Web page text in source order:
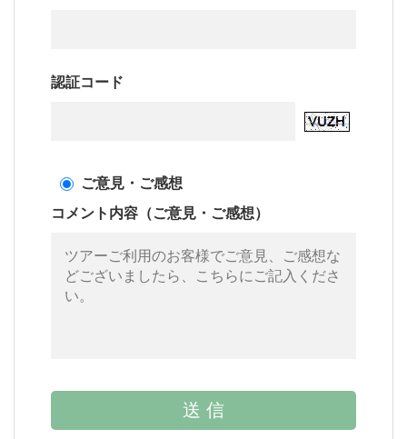
認証コード
ご意見・ご感想
コメント内容（ご意見・ご感想）